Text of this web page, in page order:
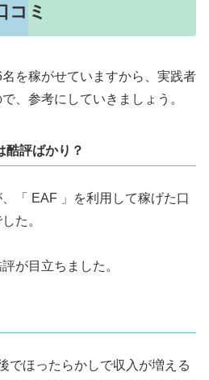
コミ
名を稼がせていますから、実践者
、参考にしていきましょう。
酷評ばかり？
「 EAF 」を利用して稼げた口
た。
が目立ちました。
でほったらかしで収入が増える